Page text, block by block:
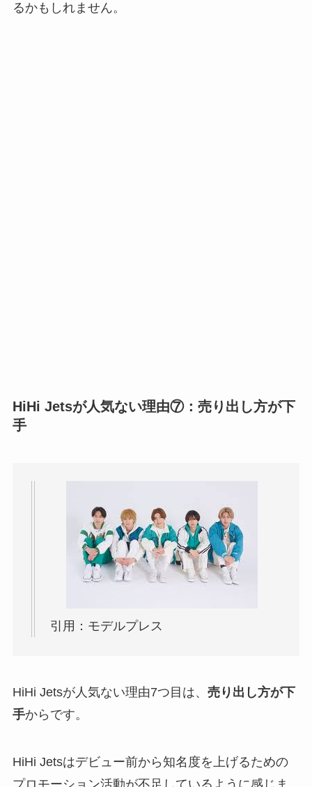
るかもしれません。
HiHi Jetsが人気ない理由⑦：売り出し方が下
手
引用：モデルプレス
HiHi Jetsが人気ない理由7つ目は、 売り出し方が下
手からです。
HiHi Jetsはデビュー前から知名度を上げるための
プロモーション活動が不足しているように感じま